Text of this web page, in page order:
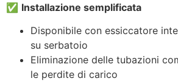
✅ Installazione semplificata
Disponibile con essiccatore
su serbatoio
Eliminazione delle tubazioni
le perdite di carico